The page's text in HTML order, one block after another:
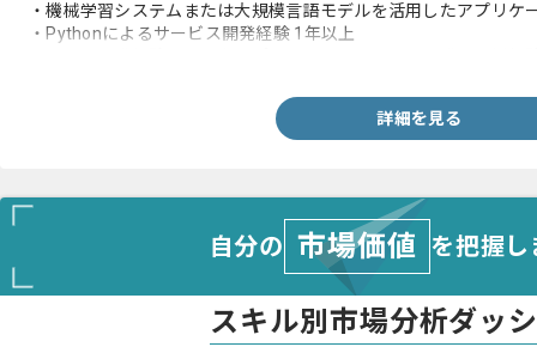
・機械学習システムまたは大規模言語モデルを活用したアプリケ
・Pythonによるサービス開発経験 1年以上
詳細を見る
自分の 市場価値 を把握
スキル別市場分析ダッ